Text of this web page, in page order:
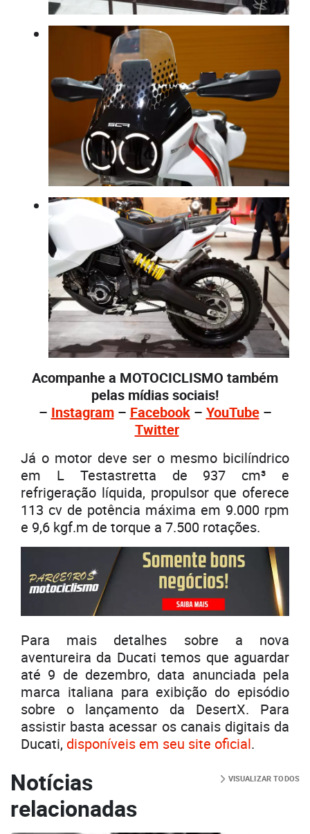
Acompanhe a MOTOCICLISMO também
pelas mídias sociais!
– Instagram– Facebook– YouTube–
Twitter
Já o motor deve ser o mesmo bicilíndrico
em L Testastretta de 937 cm³ e
refrigeração líquida, propulsor que oferece
113 cv de potência máxima em 9.000 rpm
e 9,6 kgf.m de torque a 7.500 rotações.
Para mais detalhes sobre a nova
aventureira da Ducati temos que aguardar
até 9 de dezembro, data anunciada pela
marca italiana para exibição do episódio
sobre o lançamento da DesertX. Para
assistir basta acessar os canais digitais da
Ducati, disponíveis em seu site oficial.
Notícias
relacionadas
VISUALIZAR TODOS